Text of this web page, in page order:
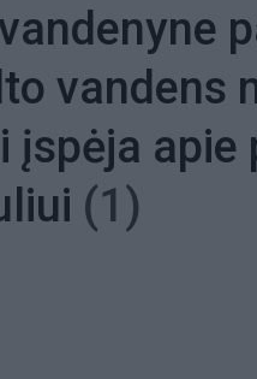
vandens
įspėja apie
(1)